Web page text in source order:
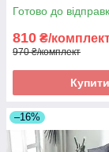
Готово до
810 ₴/
970 ₴/комплект
Купити
–16%